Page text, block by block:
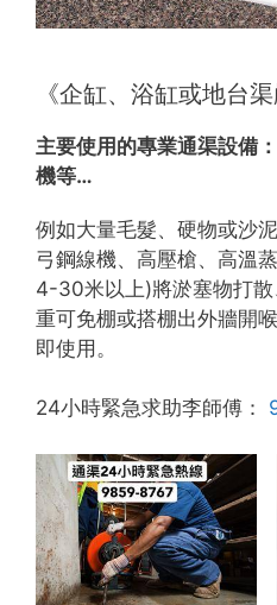
《企缸、浴缸或地台渠
主要使用的專業通渠設備：
機等…
例如大量毛髮、硬物或沙
弓鋼線機、高壓槍、高溫
4-30米以上)將淤塞物打
重可免棚或搭棚出外牆開
即使用。
24小時緊急求助李師傅：